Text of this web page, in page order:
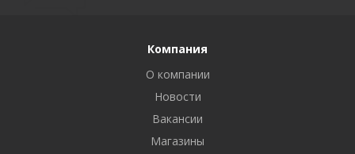
Компания
О компании
Новости
Вакансии
Магазины